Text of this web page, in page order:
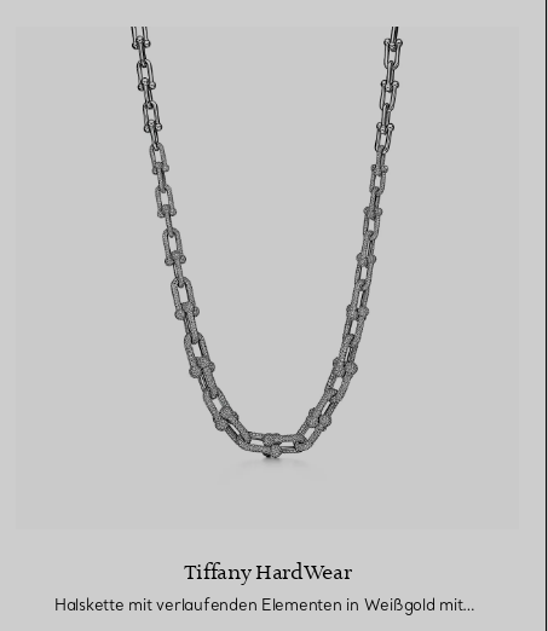
Tiffany HardWear
Halskette mit verlaufenden Elementen in Weißgold mit Diamanten